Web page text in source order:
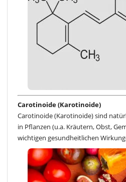
Carotinoide (Karotinoide)
Carotinoide (Karotinoide) sind
in Pflanzen (u.a. Kräutern, Obst,
wichtigen gesundheitlichen